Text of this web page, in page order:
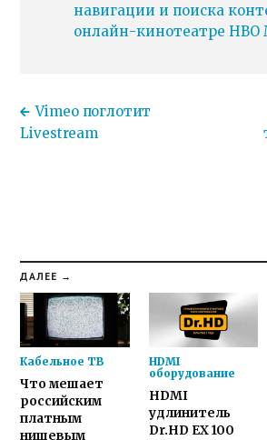
навигации и поиска
онлайн-кинотеатре HBO
Vimeo поглотит
Livestream
ДАЛЕЕ →
Кабельное ТВ
Что мешает
российским
платным
нишевым
HDMI
оборудование
HDMI
удлинитель
Dr.HD EX 100